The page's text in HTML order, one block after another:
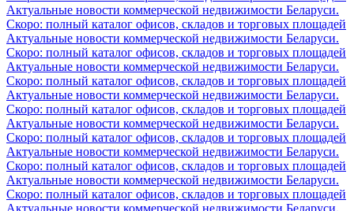
Актуальные новости коммерческой недвижимости Беларуси.
Скоро: полный каталог офисов, складов и торговых площадей
Актуальные новости коммерческой недвижимости Беларуси.
Скоро: полный каталог офисов, складов и торговых площадей
Актуальные новости коммерческой недвижимости Беларуси.
Скоро: полный каталог офисов, складов и торговых площадей
Актуальные новости коммерческой недвижимости Беларуси.
Скоро: полный каталог офисов, складов и торговых площадей
Актуальные новости коммерческой недвижимости Беларуси.
Скоро: полный каталог офисов, складов и торговых площадей
Актуальные новости коммерческой недвижимости Беларуси.
Скоро: полный каталог офисов, складов и торговых площадей
Актуальные новости коммерческой недвижимости Беларуси.
Скоро: полный каталог офисов, складов и торговых площадей
Актуальные новости коммерческой недвижимости Беларуси.